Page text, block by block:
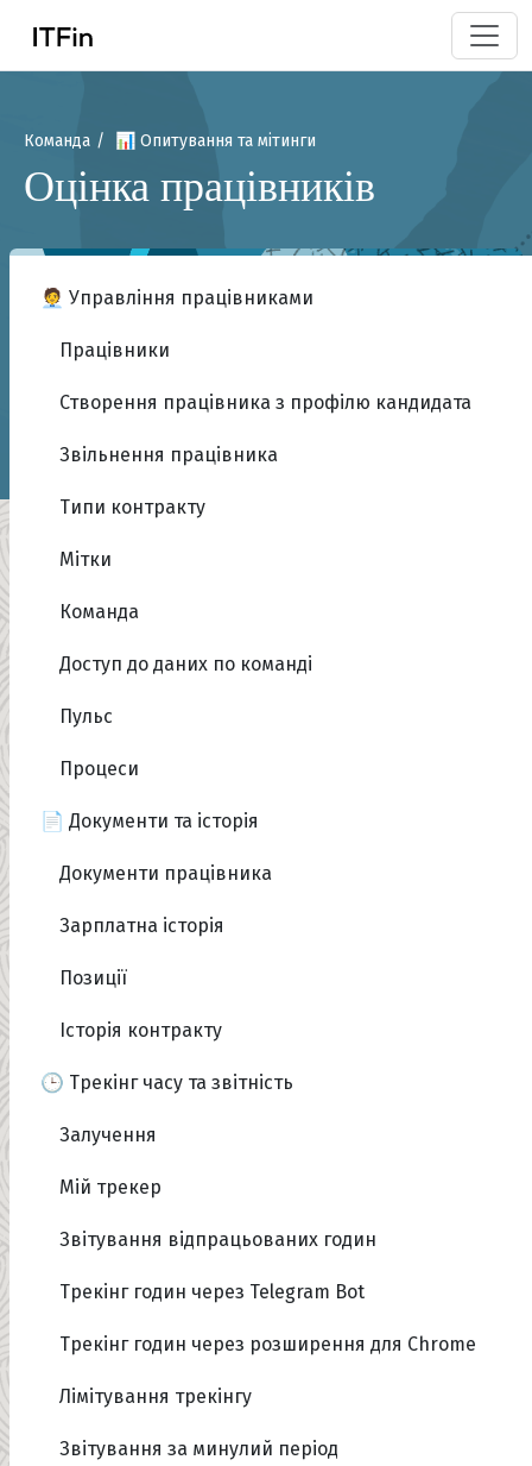
Команда 📊 Опитування та мітинги
Оцінка працівників
🧑‍💼 Управління працівниками
Працівники
Створення працівника з профілю кандидата
Звільнення працівника
Типи контракту
Мітки
Команда
Доступ до даних по команді
Пульс
Процеси
📄 Документи та історія
Документи працівника
Зарплатна історія
Позиції
Історія контракту
🕒 Трекінг часу та звітність
Залучення
Мій трекер
Звітування відпрацьованих годин
Трекінг годин через Telegram Bot
Трекінг годин через розширення для Chrome
Лімітування трекінгу
Звітування за минулий період